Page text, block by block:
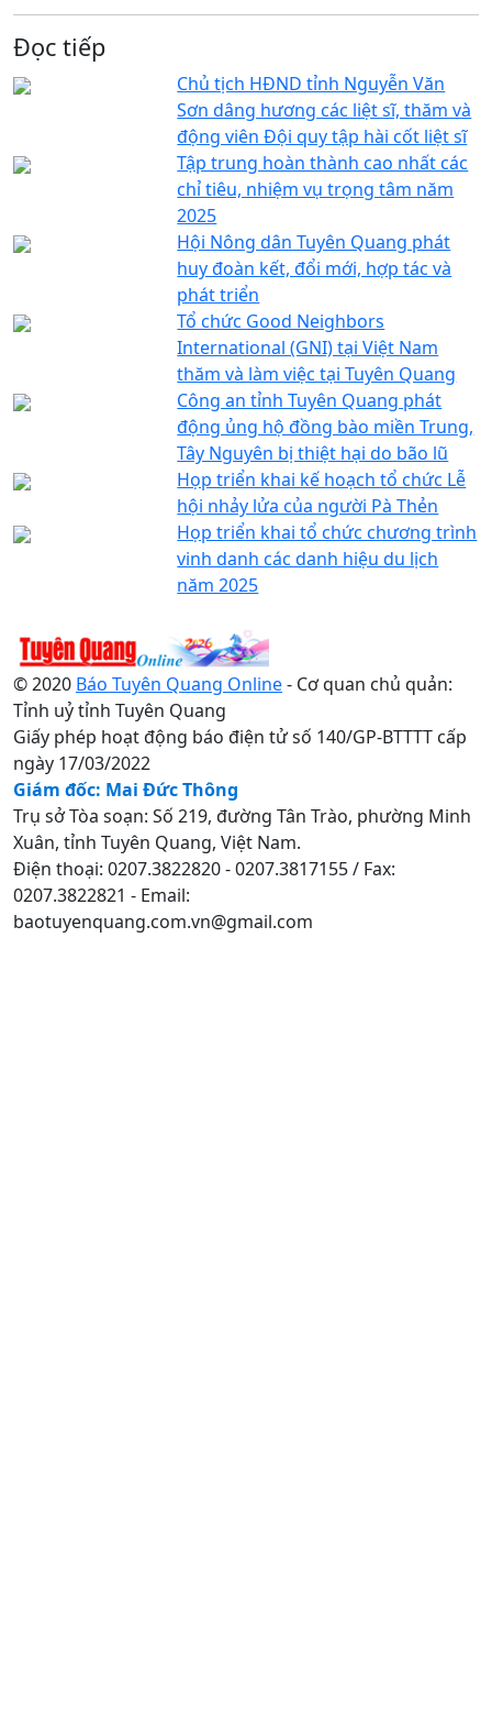
Đọc tiếp
Chủ tịch HĐND tỉnh Nguyễn Văn
Sơn dâng hương các liệt sĩ, thăm và
động viên Đội quy tập hài cốt liệt sĩ
Tập trung hoàn thành cao nhất các
chỉ tiêu, nhiệm vụ trọng tâm năm
2025
Hội Nông dân Tuyên Quang phát
huy đoàn kết, đổi mới, hợp tác và
phát triển
Tổ chức Good Neighbors
International (GNI) tại Việt Nam
thăm và làm việc tại Tuyên Quang
Công an tỉnh Tuyên Quang phát
động ủng hộ đồng bào miền Trung,
Tây Nguyên bị thiệt hại do bão lũ
Họp triển khai kế hoạch tổ chức Lễ
hội nhảy lửa của người Pà Thẻn
Họp triển khai tổ chức chương trình
vinh danh các danh hiệu du lịch
năm 2025
© 2020 Báo Tuyên Quang Online- Cơ quan chủ quản:
Tỉnh uỷ tỉnh Tuyên Quang
Giấy phép hoạt động báo điện tử số 140/GP-BTTTT cấp
ngày 17/03/2022
Giám đốc: Mai Đức Thông
Trụ sở Tòa soạn: Số 219, đường Tân Trào, phường Minh
Xuân, tỉnh Tuyên Quang, Việt Nam.
Điện thoại: 0207.3822820 - 0207.3817155 / Fax:
0207.3822821 - Email:
baotuyenquang.com.vn@gmail.com